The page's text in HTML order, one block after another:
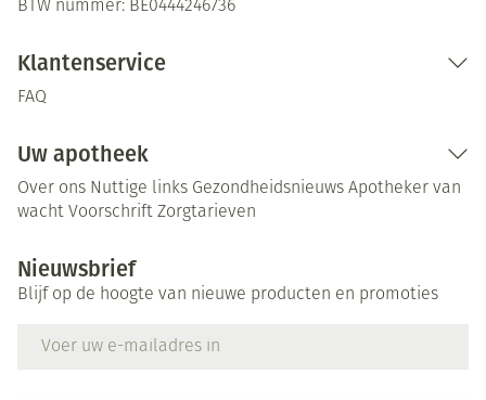
BTW nummer: BE0444246736
Klantenservice
FAQ
Uw apotheek
Over ons Nuttige links Gezondheidsnieuws Apotheker van
wacht Voorschrift Zorgtarieven
Nieuwsbrief
Blijf op de hoogte van nieuwe producten en promoties